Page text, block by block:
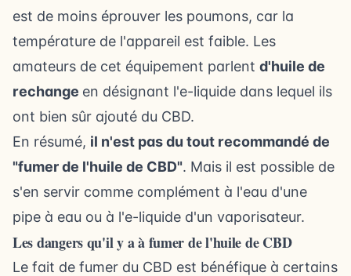
est de moins éprouver les poumons, car la
température de l'appareil est faible. Les
amateurs de cet équipement parlent d'huile de
rechange en désignant l'e-liquide dans lequel ils
ont bien sûr ajouté du CBD.
En résumé, il n'est pas du tout recommandé de
"fumer de l'huile de CBD". Mais il est possible de
s'en servir comme complément à l'eau d'une
pipe à eau ou à l'e-liquide d'un vaporisateur.
Les dangers qu'il y a à fumer de l'huile de CBD
Le fait de fumer du CBD est bénéfique à certains